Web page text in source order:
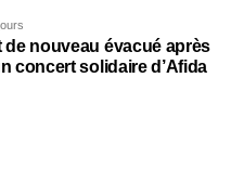
de nouveau évacué après
concert solidaire d’Afida